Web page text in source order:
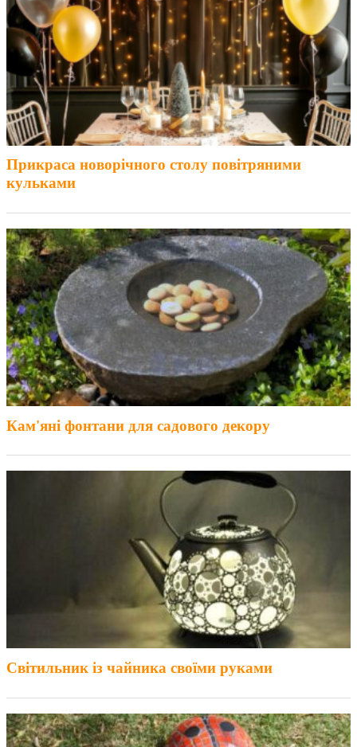
Прикраса новорічного столу повітряними
кульками
Кам'яні фонтани для садового декору
Світильник із чайника своїми руками